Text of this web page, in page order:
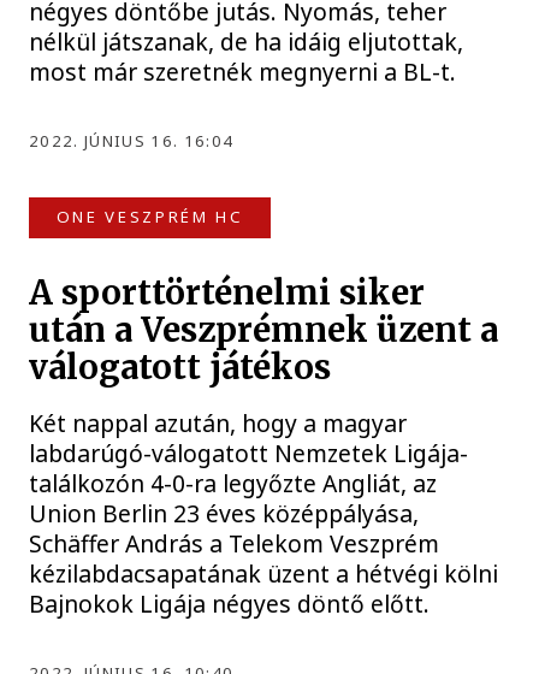
négyes döntőbe jutás. Nyomás, teher
nélkül játszanak, de ha idáig eljutottak,
most már szeretnék megnyerni a BL-t.
2022. JÚNIUS 16. 16:04
ONE VESZPRÉM HC
A sporttörténelmi siker
után a Veszprémnek üzent a
válogatott játékos
Két nappal azután, hogy a magyar
labdarúgó-válogatott Nemzetek Ligája-
találkozón 4-0-ra legyőzte Angliát, az
Union Berlin 23 éves középpályása,
Schäffer András a Telekom Veszprém
kézilabdacsapatának üzent a hétvégi kölni
Bajnokok Ligája négyes döntő előtt.